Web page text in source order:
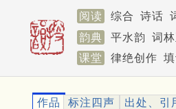
阅读 综合 诗话
韵典
平水韵 词
课堂
律绝创作
作品 标注四声 出处、引